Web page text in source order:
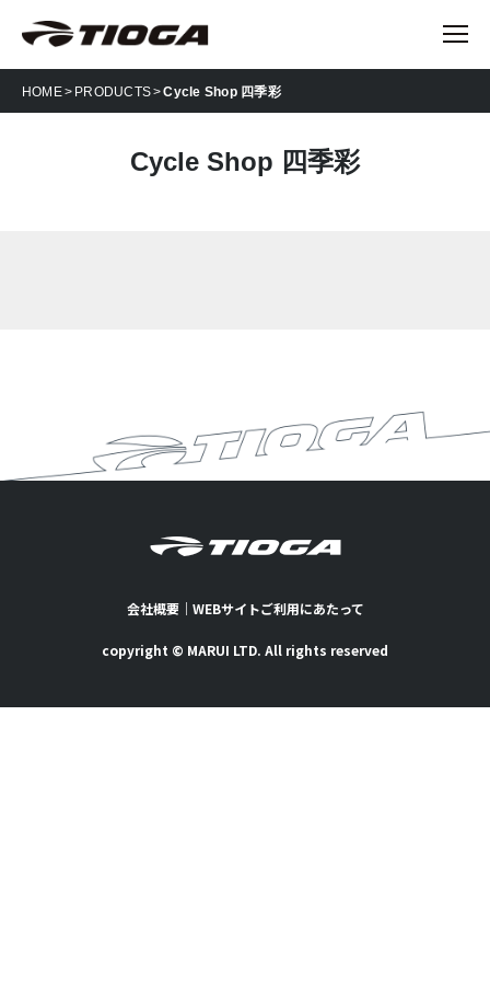
HOME PRODUCTS Cycle Shop 四季彩
Cycle Shop 四季彩
会社概要｜ WEBサイトご利用にあたって
copyright © MARUI LTD. All rights reserved